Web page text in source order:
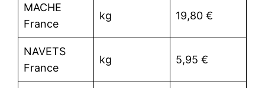
MACHE
France
kg 19,80 €
NAVETS
France
kg 5,95 €